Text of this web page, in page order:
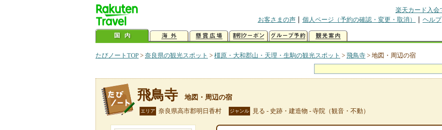
楽天カード入会
お客さまの声
個人ページ（予約の確認・変更・取消） ヘルプ
たびノートTOP > 奈良県の観光スポット > 橿原・大和郡山・天理・生駒の観光スポット > 飛鳥寺 > 地図・周辺の宿
飛鳥寺 地図・周辺の宿
エリア 奈良県高市郡明日香村 ジャンル 見る - 史跡・建造物 - 寺院（観音・不動）